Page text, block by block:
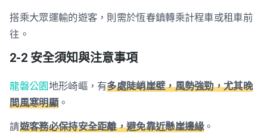
搭乘大眾運輸的遊客，則需於恆春鎮轉乘計程車或租車前
往。
2-2 安全須知與注意事項
龍磐公園地形崎嶇，有多處陡峭崖壁，風勢強勁，尤其晚
間風寒明顯。
請遊客務必保持安全距離，避免靠近懸崖邊緣。